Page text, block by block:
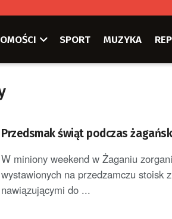
SPORT MUZYKA
Przedsmak świąt podczas
W miniony weekend w Żaganiu
wystawionych na przedzamczu stoisk
nawiązującymi do ...